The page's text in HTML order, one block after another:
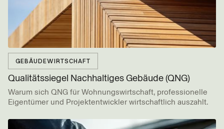
Qualitätssiegel Nachhaltiges Gebäude (QNG)
GEBÄUDEWIRTSCHAFT
Warum sich QNG für Wohnungswirtschaft, professionelle
Eigentümer und Projektentwickler wirtschaftlich auszahlt.